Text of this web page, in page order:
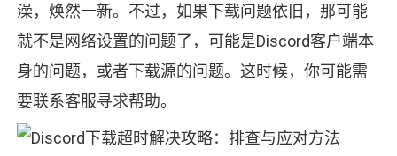
澡，焕然一新。不过，如果下载问题依旧，那可能
就不是网络设置的问题了，可能是Discord客户端本
身的问题，或者下载源的问题。这时候，你可能需
要联系客服寻求帮助。